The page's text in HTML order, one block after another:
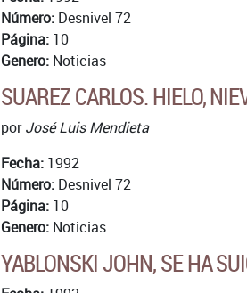
Número: Desnivel 72
Página: 10
Genero: Noticias
SUAREZ CARLOS. HIELO,
porJosé Luis Mendieta
Fecha: 1992
Número: Desnivel 72
Página: 10
Genero: Noticias
YABLONSKI JOHN, SE HA